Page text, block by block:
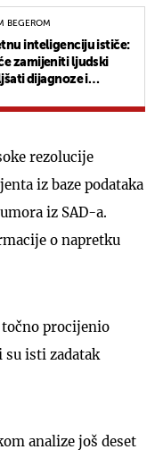
BEGEROM
inteligenciju ističe:
zamijeniti ljudski
dijagnoze i
rezolucije
iz baze podataka
iz SAD-a.
o napretku
točno procijenio
su isti zadatak
analize još deset